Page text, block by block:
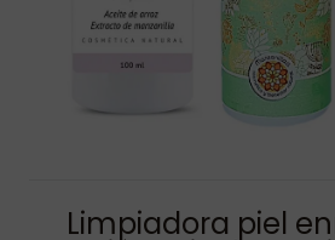
Limpiadora piel